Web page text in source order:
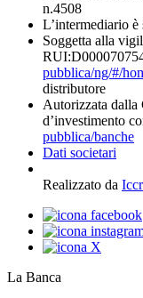
n.4508
L’intermediario
Soggetta alla
pubblica/ng/#/
distributore
Autorizzata dalla
d’investimento
pubblica/banche
Dati societari
Realizzato da
La Banca